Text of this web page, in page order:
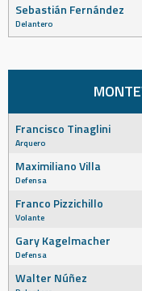
Sebastián Fernández
Delantero
Francisco Tinaglini
Arquero
Maximiliano Villa
Defensa
Franco Pizzichillo
Volante
Gary Kagelmacher
Defensa
Walter Núñez